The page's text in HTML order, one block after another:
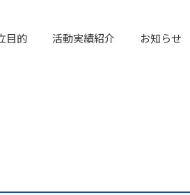
目的 活動実績紹介 お知らせ